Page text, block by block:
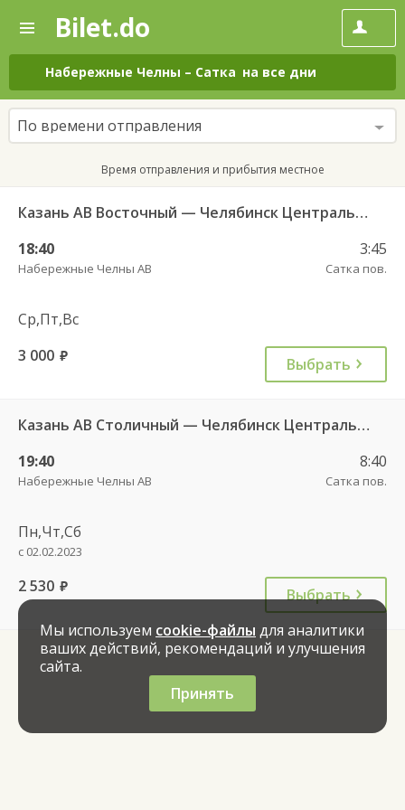
—
Поиск
и
покупка
билетов
на
автобус
онлайн
Bilet.do
Набережные Челны – Сатка на все дни
По времени отправления
Время отправления и прибытия местное
Казань АВ Восточный — Челябинск Центральный АВ 10213
18:40
Набережные Челны АВ
3:45
Сатка пов.
Ср,Пт,Вс
3 000 руб. Выбрать
Казань АВ Столичный — Челябинск Центральный АВ 950
19:40
Набережные Челны АВ
8:40
Сатка пов.
Пн,Чт,Сб
с 02.02.2023
2 530 руб.
Выбрать
Мы используем cookie-файлы для аналитики
ваших действий, рекомендаций и улучшения
сайта.
Принять